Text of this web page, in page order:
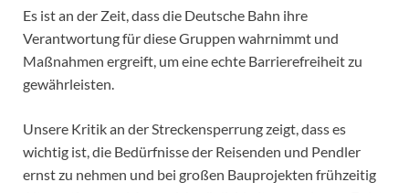
Es ist an der Zeit, dass die Deutsche Bahn ihre
Verantwortung für diese Gruppen wahrnimmt und
Maßnahmen ergreift, um eine echte Barrierefreiheit zu
gewährleisten.
Unsere Kritik an der Streckensperrung zeigt, dass es
wichtig ist, die Bedürfnisse der Reisenden und Pendler
ernst zu nehmen und bei großen Bauprojekten frühzeitig